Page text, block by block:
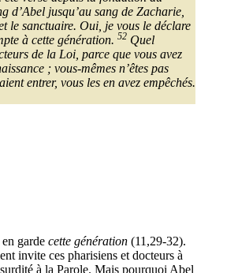
d’Abel jusqu’au sang de Zacharie,
le sanctuaire. Oui, je vous le déclare
à cette génération. 52 Quel
de la Loi, parce que vous avez
; vous-mêmes n’êtes pas
entrer, vous les en avez empêchés.
garde cette génération (11,29-32).
invite ces pharisiens et docteurs à
à la Parole. Mais pourquoi Abel